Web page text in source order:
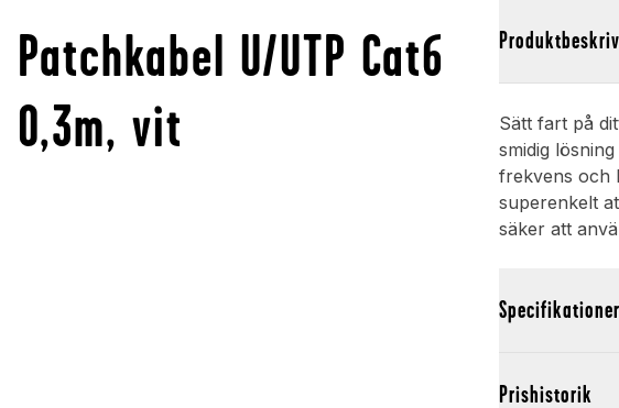
Patchkabel U/UTP Cat6
0,3m, vit
Sätt fart på
smidig
frekvens och
superenkelt
säker att
Specifikationer
Prishistorik